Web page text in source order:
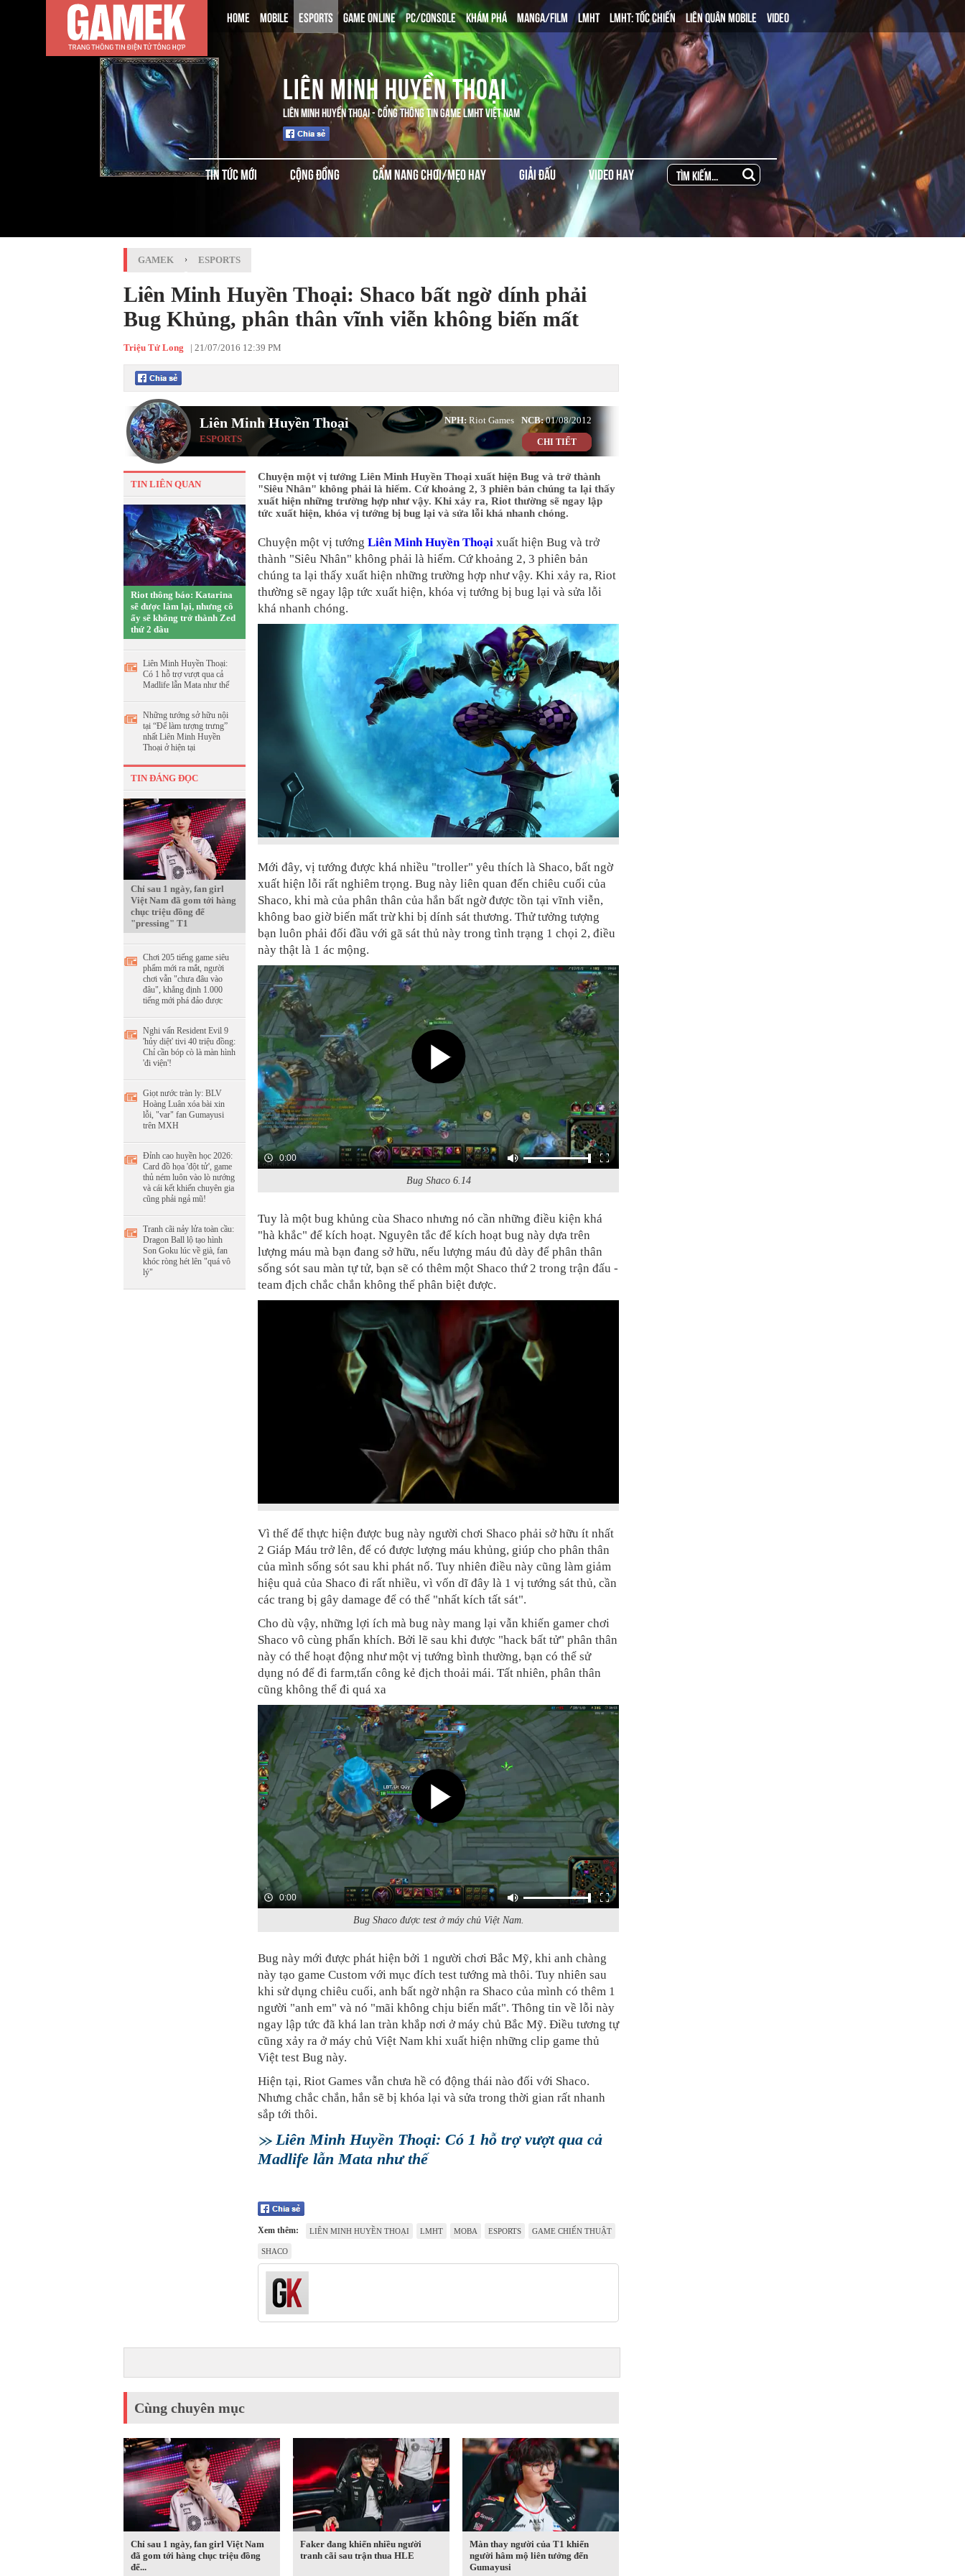
HOME MOBILE ESPORTS GAME ONLINE PC/CONSOLE KHÁM PHÁ MANGA/FILM LMHT LMHT: TỐC CHIẾN LIÊN QUÂN MOBILE VIDEO
LIÊN MINH HUYỀN THOẠI
LIÊN MINH HUYỀN THOẠI - CỔNG THÔNG TIN GAME LMHT VIỆT NAM
TIN TỨC MỚI CỘNG ĐỒNG CẨM NANG CHƠI/MẸO HAY GIẢI ĐẤU VIDEO HAY
GAMEK › ESPORTS
Liên Minh Huyền Thoại: Shaco bất ngờ dính phải
Bug Khủng, phân thân vĩnh viễn không biến mất
Triệu Tử Long | 21/07/2016 12:39 PM
Liên Minh Huyền Thoại
ESPORTS
01/08/2012
NCB:
Riot Games
NPH:
CHI TIẾT
TIN LIÊN QUAN
Riot thông báo: Katarina
sẽ được làm lại, nhưng cô
ấy sẽ không trở thành Zed
thứ 2 đâu
Liên Minh Huyền Thoại:
Có 1 hỗ trợ vượt qua cả
Madlife lẫn Mata như thế
Những tướng sở hữu nội
tại “Để làm tượng trưng”
nhất Liên Minh Huyền
Thoại ở hiện tại
TIN ĐÁNG ĐỌC
Chỉ sau 1 ngày, fan girl
Việt Nam đã gom tới hàng
chục triệu đồng để
"pressing" T1
Chơi 205 tiếng game siêu
phẩm mới ra mắt, người
chơi vẫn "chưa đâu vào
đâu", khẳng định 1.000
tiếng mới phá đảo được
Nghi vấn Resident Evil 9
'hủy diệt' tivi 40 triệu đồng:
Chỉ cần bóp cò là màn hình
'đi viện'!
Giọt nước tràn ly: BLV
Hoàng Luân xóa bài xin
lỗi, "var" fan Gumayusi
trên MXH
Đỉnh cao huyền học 2026:
Card đồ họa 'đột tử', game
thủ ném luôn vào lò nướng
và cái kết khiến chuyên gia
cũng phải ngả mũ!
Tranh cãi nảy lửa toàn cầu:
Dragon Ball lộ tạo hình
Son Goku lúc về già, fan
khóc ròng hét lên "quá vô
lý"
Chuyện một vị tướng Liên Minh Huyền Thoại xuất hiện Bug và trở thành
"Siêu Nhân" không phải là hiếm. Cứ khoảng 2, 3 phiên bản chúng ta lại thấy
xuất hiện những trường hợp như vậy. Khi xảy ra, Riot thường sẽ ngay lập
tức xuất hiện, khóa vị tướng bị bug lại và sửa lỗi khá nhanh chóng.
Chuyện một vị tướng Liên Minh Huyền Thoại xuất hiện Bug và trở
thành "Siêu Nhân" không phải là hiếm. Cứ khoảng 2, 3 phiên bản
chúng ta lại thấy xuất hiện những trường hợp như vậy. Khi xảy ra, Riot
thường sẽ ngay lập tức xuất hiện, khóa vị tướng bị bug lại và sửa lỗi
khá nhanh chóng.
Mới đây, vị tướng được khá nhiều "troller" yêu thích là Shaco, bất ngờ
xuất hiện lỗi rất nghiêm trọng. Bug này liên quan đến chiêu cuối của
Shaco, khi mà của phân thân của hắn bất ngờ được tồn tại vĩnh viễn,
không bao giờ biến mất trừ khi bị dính sát thương. Thử tưởng tượng
bạn luôn phải đối đầu với gã sát thủ này trong tình trạng 1 chọi 2, điều
này thật là 1 ác mộng.
0:00
Bug Shaco 6.14
Tuy là một bug khủng cùa Shaco nhưng nó cần những điều kiện khá
"hà khắc" để kích hoạt. Nguyên tắc để kích hoạt bug này dựa trên
lượng máu mà bạn đang sở hữu, nếu lượng máu đủ dày để phân thân
sống sót sau màn tự tử, bạn sẽ có thêm một Shaco thứ 2 trong trận đấu -
team địch chắc chắn không thể phân biệt được.
Vì thế để thực hiện được bug này người chơi Shaco phải sở hữu ít nhất
2 Giáp Máu trở lên, để có được lượng máu khủng, giúp cho phân thân
của mình sống sót sau khi phát nổ. Tuy nhiên điều này cũng làm giảm
hiệu quả của Shaco đi rất nhiều, vì vốn dĩ đây là 1 vị tướng sát thủ, cần
các trang bị gây damage để có thể "nhất kích tất sát".
Cho dù vậy, những lợi ích mà bug này mang lại vẫn khiến gamer chơi
Shaco vô cùng phấn khích. Bởi lẽ sau khi được "hack bất tử" phân thân
này có thể hoạt động như một vị tướng bình thường, bạn có thể sử
dụng nó để đi farm,tấn công kẻ địch thoải mái. Tất nhiên, phân thân
cũng không thể đi quá xa
0:00
Bug Shaco được test ở máy chủ Việt Nam.
Bug này mới được phát hiện bởi 1 người chơi Bắc Mỹ, khi anh chàng
này tạo game Custom với mục đích test tướng mà thôi. Tuy nhiên sau
khi sử dụng chiêu cuối, anh bất ngờ nhận ra Shaco của mình có thêm 1
người "anh em" và nó "mãi không chịu biến mất". Thông tin về lỗi này
ngay lập tức đã khá lan tràn khắp nơi ở máy chủ Bắc Mỹ. Điều tương tự
cũng xảy ra ở máy chủ Việt Nam khi xuất hiện những clip game thủ
Việt test Bug này.
Hiện tại, Riot Games vẫn chưa hề có động thái nào đối với Shaco.
Nhưng chắc chắn, hắn sẽ bị khóa lại và sửa trong thời gian rất nhanh
sắp tới thôi.
Liên Minh Huyền Thoại: Có 1 hỗ trợ vượt qua cả
Madlife lẫn Mata như thế
Xem thêm: LIÊN MINH HUYỀN THOẠI LMHT MOBA ESPORTS GAME CHIẾN THUẬT
SHACO
Cùng chuyên mục
Chỉ sau 1 ngày, fan girl Việt Nam
đã gom tới hàng chục triệu đồng
để...
Faker đang khiến nhiều người
tranh cãi sau trận thua HLE
Màn thay người của T1 khiến
người hâm mộ liên tưởng đến
Gumayusi